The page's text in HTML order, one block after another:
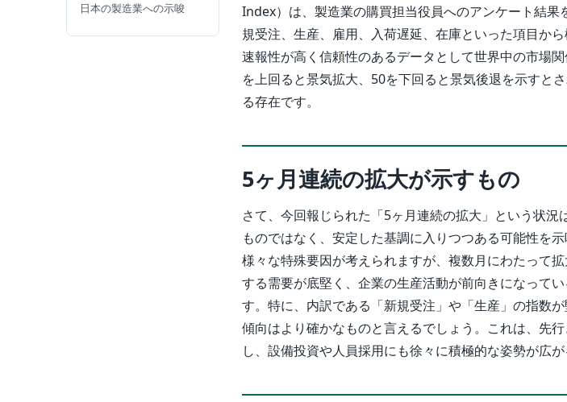
日本の製造業への示唆
Index）は、製造業の購買担当役員へのアンケート結
規受注、生産、雇用、入荷遅延、在庫といった項目か
速報性が高く信頼性のあるデータとして世界中の市場
を上回ると景気拡大、50を下回ると景気後退を示すと
る存在です。
5ヶ月連続の拡大が示すもの
さて、今回報じられた「5ヶ月連続の拡大」という状
ものではなく、安定した基調に入りつつある可能性を
様々な特殊要因が考えられますが、複数月にわたって
する需要が底堅く、企業の生産活動が前向きになって
す。特に、内訳である「新規受注」や「生産」の指数
傾向はより確かなものと言えるでしょう。これは、先
し、設備投資や人員採用にも徐々に積極的な姿勢が広が